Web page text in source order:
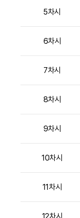
5차시
6차시
7차시
8차시
9차시
10차시
11차시